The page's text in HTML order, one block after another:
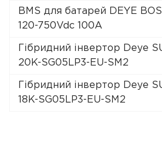
BMS для батарей DEYE
120-750Vdc 100A
Гібридний інвертор Deye
20K-SG05LP3-EU-SM2
Гібридний інвертор Deye
18K-SG05LP3-EU-SM2